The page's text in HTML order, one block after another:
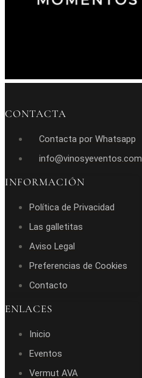
CONTACTA
Contacta por Whatsapp
info@vinosyeventos.com
INFORMACIÓN
Política de Privacidad
Las galletitas
Aviso Legal
Preferencias de Cookies
Contacto
ENLACES
Inicio
Eventos
Vermut AVA